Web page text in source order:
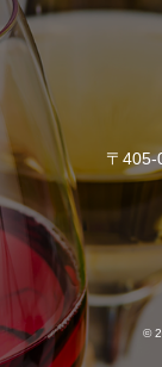
〒405-
©